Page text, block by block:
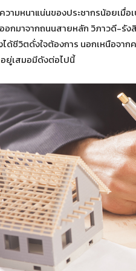
วามหนาแน่นของประชากรน้อยเ
อกมาจากถนนสายหลัก วิภาวดี-รั
ด้ชีวิตดั่งใจต้องการ นอกเหนือจ
อยู่เสมอมีดังต่อไปนี้